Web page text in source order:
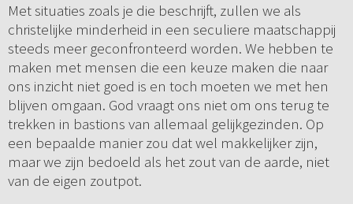
Met situaties zoals je die beschrijft, zullen we als
christelijke minderheid in een seculiere maatschappij
steeds meer geconfronteerd worden. We hebben te
maken met mensen die een keuze maken die naar
ons inzicht niet goed is en toch moeten we met hen
blijven omgaan. God vraagt ons niet om ons terug te
trekken in bastions van allemaal gelijkgezinden. Op
een bepaalde manier zou dat wel makkelijker zijn,
maar we zijn bedoeld als het zout van de aarde, niet
van de eigen zoutpot.